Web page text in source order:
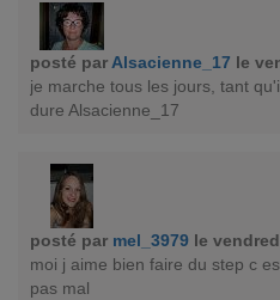
posté par Alsacienne_17 le
je marche tous les jours, tant
dure Alsacienne_17
posté par mel_3979 le
moi j aime bien faire du step c
pas mal